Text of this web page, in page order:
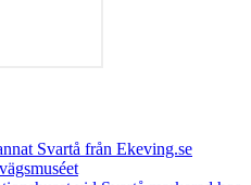
Svartå från Ekeving.se